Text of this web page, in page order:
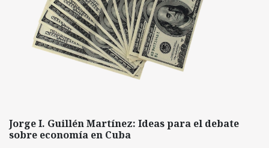
Jorge I. Guillén Martínez: Ideas para el debate
sobre economía en Cuba